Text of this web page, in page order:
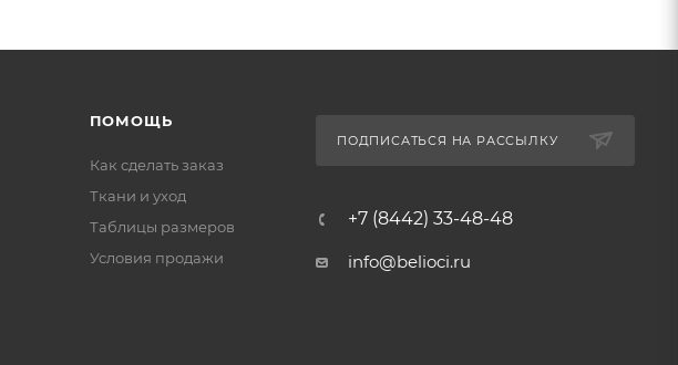
ПОМОЩЬ
Как сделать заказ
Ткани и уход
Таблицы размеров
Условия продажи
ПОДПИСАТЬСЯ НА РАССЫЛКУ
+7 (8442) 33-48-48
info@belioci.ru